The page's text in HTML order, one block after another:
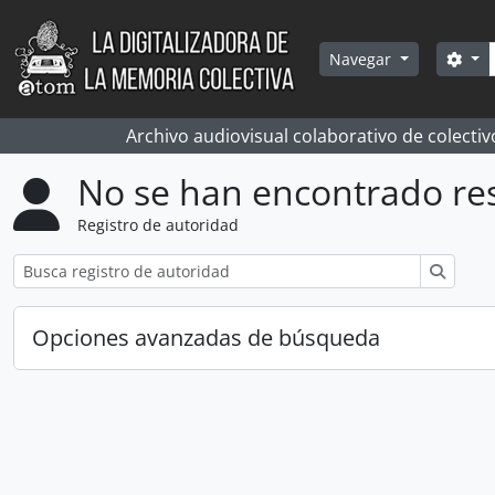
Skip to main content
Navegar
Archivo audiovisual colaborativo de
No se han encontrado
Registro de autoridad
Opciones avanzadas de búsqueda